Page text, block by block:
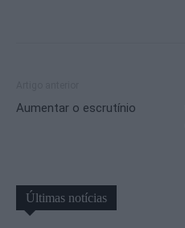
Aumentar o escrutínio
Últimas notícias